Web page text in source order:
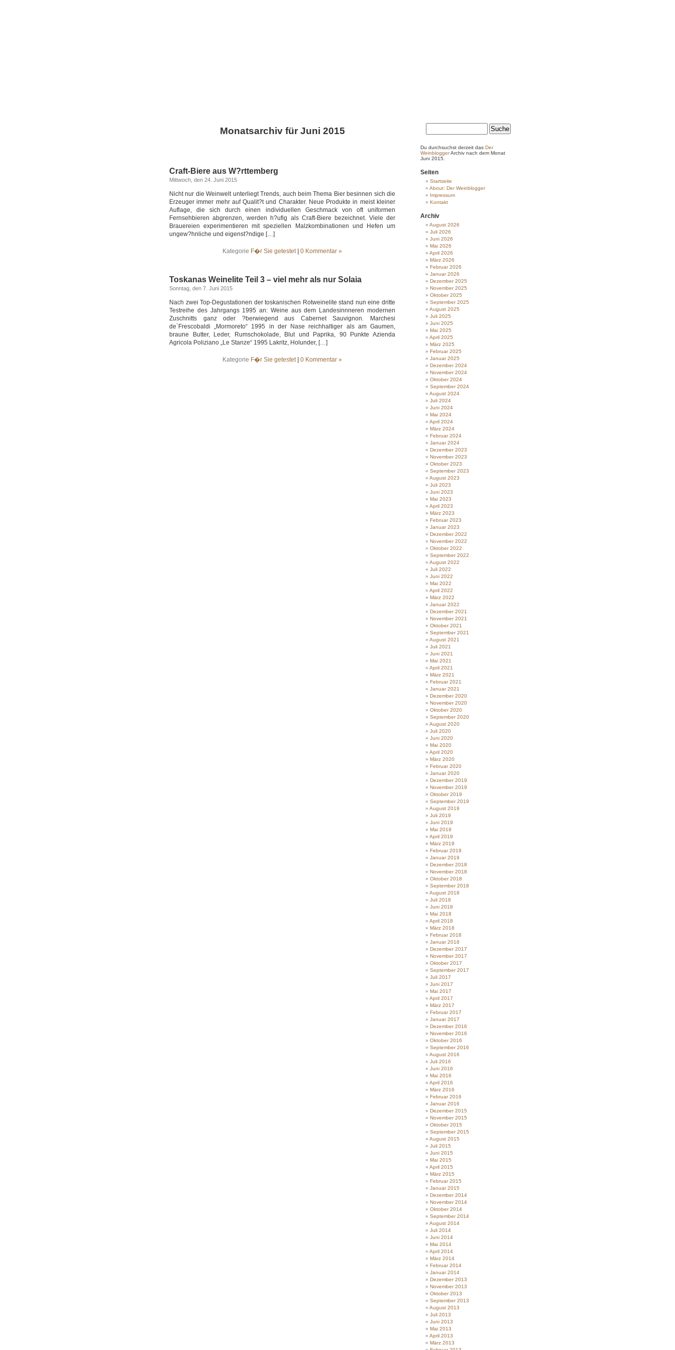
Monatsarchiv für Juni 2015
Craft-Biere aus W?rttemberg
Mittwoch, den 24. Juni 2015
Nicht nur die Weinwelt unterliegt Trends, auch beim Thema Bier besinnen sich die
Erzeuger immer mehr auf Qualit?t und Charakter. Neue Produkte in meist kleiner
Auflage, die sich durch einen individuellen Geschmack von oft uniformen
Fernsehbieren abgrenzen, werden h?ufig als Craft-Biere bezeichnet. Viele der
Brauereien experimentieren mit speziellen Malzkombinationen und Hefen um
ungew?hnliche und eigenst?ndige […]
Kategorie F�r Sie getestet 0 Kommentar »
Toskanas Weinelite Teil 3 – viel mehr als nur Solaia
Sonntag, den 7. Juni 2015
Nach zwei Top-Degustationen der toskanischen Rotweinelite stand nun eine dritte
Testreihe des Jahrgangs 1995 an: Weine aus dem Landesinnneren modernen
Zuschnitts ganz oder ?berwiegend aus Cabernet Sauvignon. Marchesi
de`Frescobaldi „Mormoreto“ 1995 in der Nase reichhaltiger als am Gaumen,
braune Butter, Leder, Rumschokolade, Blut und Paprika, 90 Punkte Azienda
Agricola Poliziano „Le Stanze“ 1995 Lakritz, Holunder, […]
Kategorie F�r Sie getestet 0 Kommentar »
Du durchsuchst derzeit das Der
WeinbloggerArchiv nach dem Monat
Juni 2015.
Seiten
Startseite
About: Der Weinblogger
Impressum
Kontakt
Archiv
August 2026
Juli 2026
Juni 2026
Mai 2026
April 2026
März 2026
Februar 2026
Januar 2026
Dezember 2025
November 2025
Oktober 2025
September 2025
August 2025
Juli 2025
Juni 2025
Mai 2025
April 2025
März 2025
Februar 2025
Januar 2025
Dezember 2024
November 2024
Oktober 2024
September 2024
August 2024
Juli 2024
Juni 2024
Mai 2024
April 2024
März 2024
Februar 2024
Januar 2024
Dezember 2023
November 2023
Oktober 2023
September 2023
August 2023
Juli 2023
Juni 2023
Mai 2023
April 2023
März 2023
Februar 2023
Januar 2023
Dezember 2022
November 2022
Oktober 2022
September 2022
August 2022
Juli 2022
Juni 2022
Mai 2022
April 2022
März 2022
Januar 2022
Dezember 2021
November 2021
Oktober 2021
September 2021
August 2021
Juli 2021
Juni 2021
Mai 2021
April 2021
März 2021
Februar 2021
Januar 2021
Dezember 2020
November 2020
Oktober 2020
September 2020
August 2020
Juli 2020
Juni 2020
Mai 2020
April 2020
März 2020
Februar 2020
Januar 2020
Dezember 2019
November 2019
Oktober 2019
September 2019
August 2019
Juli 2019
Juni 2019
Mai 2019
April 2019
März 2019
Februar 2019
Januar 2019
Dezember 2018
November 2018
Oktober 2018
September 2018
August 2018
Juli 2018
Juni 2018
Mai 2018
April 2018
März 2018
Februar 2018
Januar 2018
Dezember 2017
November 2017
Oktober 2017
September 2017
Juli 2017
Juni 2017
Mai 2017
April 2017
März 2017
Februar 2017
Januar 2017
Dezember 2016
November 2016
Oktober 2016
September 2016
August 2016
Juli 2016
Juni 2016
Mai 2016
April 2016
März 2016
Februar 2016
Januar 2016
Dezember 2015
November 2015
Oktober 2015
September 2015
August 2015
Juli 2015
Juni 2015
Mai 2015
April 2015
März 2015
Februar 2015
Januar 2015
Dezember 2014
November 2014
Oktober 2014
September 2014
August 2014
Juli 2014
Juni 2014
Mai 2014
April 2014
März 2014
Februar 2014
Januar 2014
Dezember 2013
November 2013
Oktober 2013
September 2013
August 2013
Juli 2013
Juni 2013
Mai 2013
April 2013
März 2013